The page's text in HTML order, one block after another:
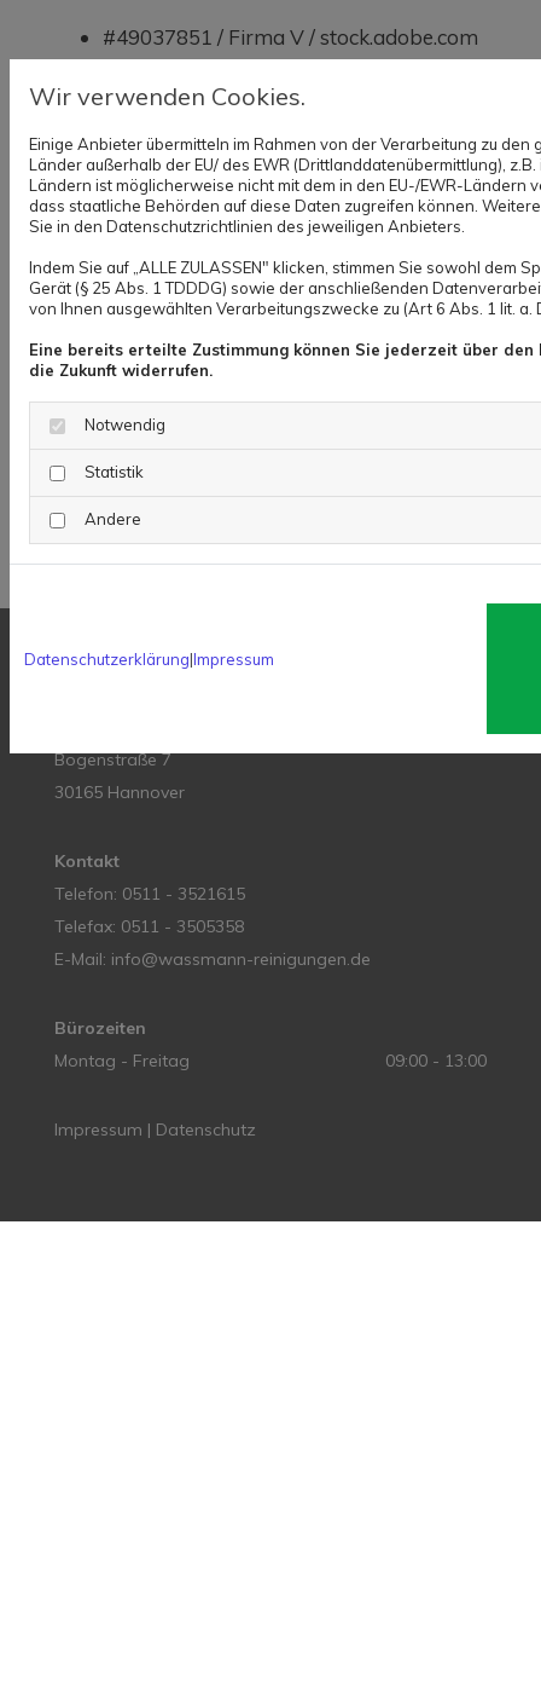
#49037851 / Firma V / stock.adobe.com
#54367318 / PhotographyByMK /
stock.adobe.com
#229525918 / photoschmidt /
stock.adobe.com
#66899751 / mjaud / stock.adobe.com
#49989584 / Sebastian Grote /
Copyright ©
Schlütersche
Bogenstraße 7
30165 Hannover
Kontakt
Telefon: 0511 - 3521615
Telefax: 0511 - 3505358
E-Mail: info@wassmann-reinigungen.de
Bürozeiten
Montag - Freitag
09:00 - 13:00
Impressum | Datenschutz
Wir verwenden Cookies.
Einige Anbieter übermitteln im Rahmen von der Verarbeitung zu
Länder außerhalb der EU/ des EWR (Drittlanddatenübermittlung),
Ländern ist möglicherweise nicht mit dem in den EU-/EWR-Ländern
dass staatliche Behörden auf diese Daten zugreifen können.
Sie in den Datenschutzrichtlinien des jeweiligen Anbieters.
Indem Sie auf „ALLE ZULASSEN" klicken, stimmen Sie sowohl dem
Gerät (§ 25 Abs. 1 TDDDG) sowie der anschließenden
von Ihnen ausgewählten Verarbeitungszwecke zu (Art 6 Abs. 1 lit. a.
Eine bereits erteilte Zustimmung können Sie jederzeit über
die Zukunft widerrufen.
Notwendig
Statistik
Andere
Datenschutzerklärung|Impressum